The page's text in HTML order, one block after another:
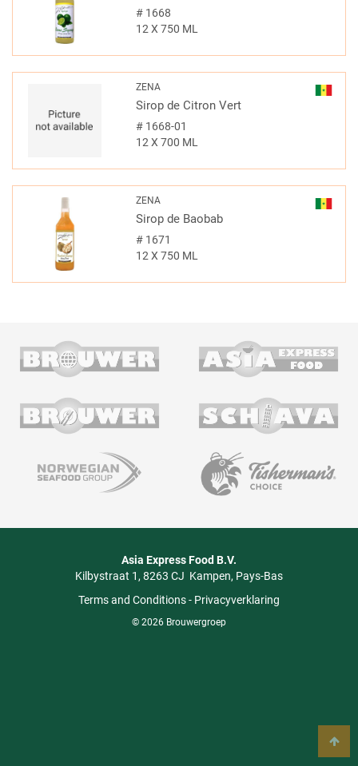
#1668
12 X 750 ML
ZENA
Sirop de Citron Vert
#1668-01
12 X 700 ML
ZENA
Sirop de Baobab
#1671
12 X 750 ML
Asia Express Food B.V.
Kilbystraat 1 8263 CJ Kampen Pays-Bas
Terms and Conditions- Privacyverklaring
© 2026 Brouwergroep